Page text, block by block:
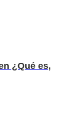
¿Qué es,